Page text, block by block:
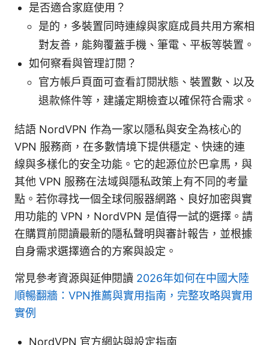
是否適合家庭使用？
是的，多裝置同時連線與家庭成員共用方案相
對友善，能夠覆蓋手機、筆電、平板等裝置。
如何察看與管理訂閱？
官方帳戶頁面可查看訂閱狀態、裝置數、以及
退款條件等，建議定期檢查以確保符合需求。
結語 NordVPN 作為一家以隱私與安全為核心的
VPN 服務商，在多數情境下提供穩定、快速的連
線與多樣化的安全功能。它的起源位於巴拿馬，與
其他 VPN 服務在法域與隱私政策上有不同的考量
點。若你尋找一個全球伺服器網路、良好加密與實
用功能的 VPN，NordVPN 是值得一試的選擇。請
在購買前閱讀最新的隱私聲明與審計報告，並根據
自身需求選擇適合的方案與設定。
常見參考資源與延伸閱讀 2026年如何在中國大陸
順暢翻牆：VPN推薦與實用指南，完整攻略與實用
實例
NordVPN 官方網站與設定指南